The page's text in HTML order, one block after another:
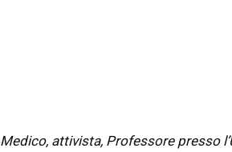
Medico, attivista, Professore presso